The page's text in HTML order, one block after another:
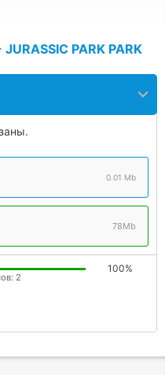
PARK PARK
0.01 Mb
78Mb
100%
2